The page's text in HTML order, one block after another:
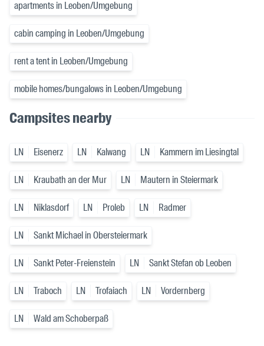
apartments in Leoben/Umgebung
cabin camping in Leoben/Umgebung
rent a tent in Leoben/Umgebung
mobile homes/bungalows in Leoben/Umgebung
Campsites nearby
LN Eisenerz LN Kalwang LN Kammern im Liesingtal
LN Kraubath an der Mur LN Mautern in Steiermark
LN Niklasdorf LN Proleb LN Radmer
LN Sankt Michael in Obersteiermark
LN Sankt Peter-Freienstein LN Sankt Stefan ob Leoben
LN Traboch LN Trofaiach LN Vordernberg
LN Wald am Schoberpaß